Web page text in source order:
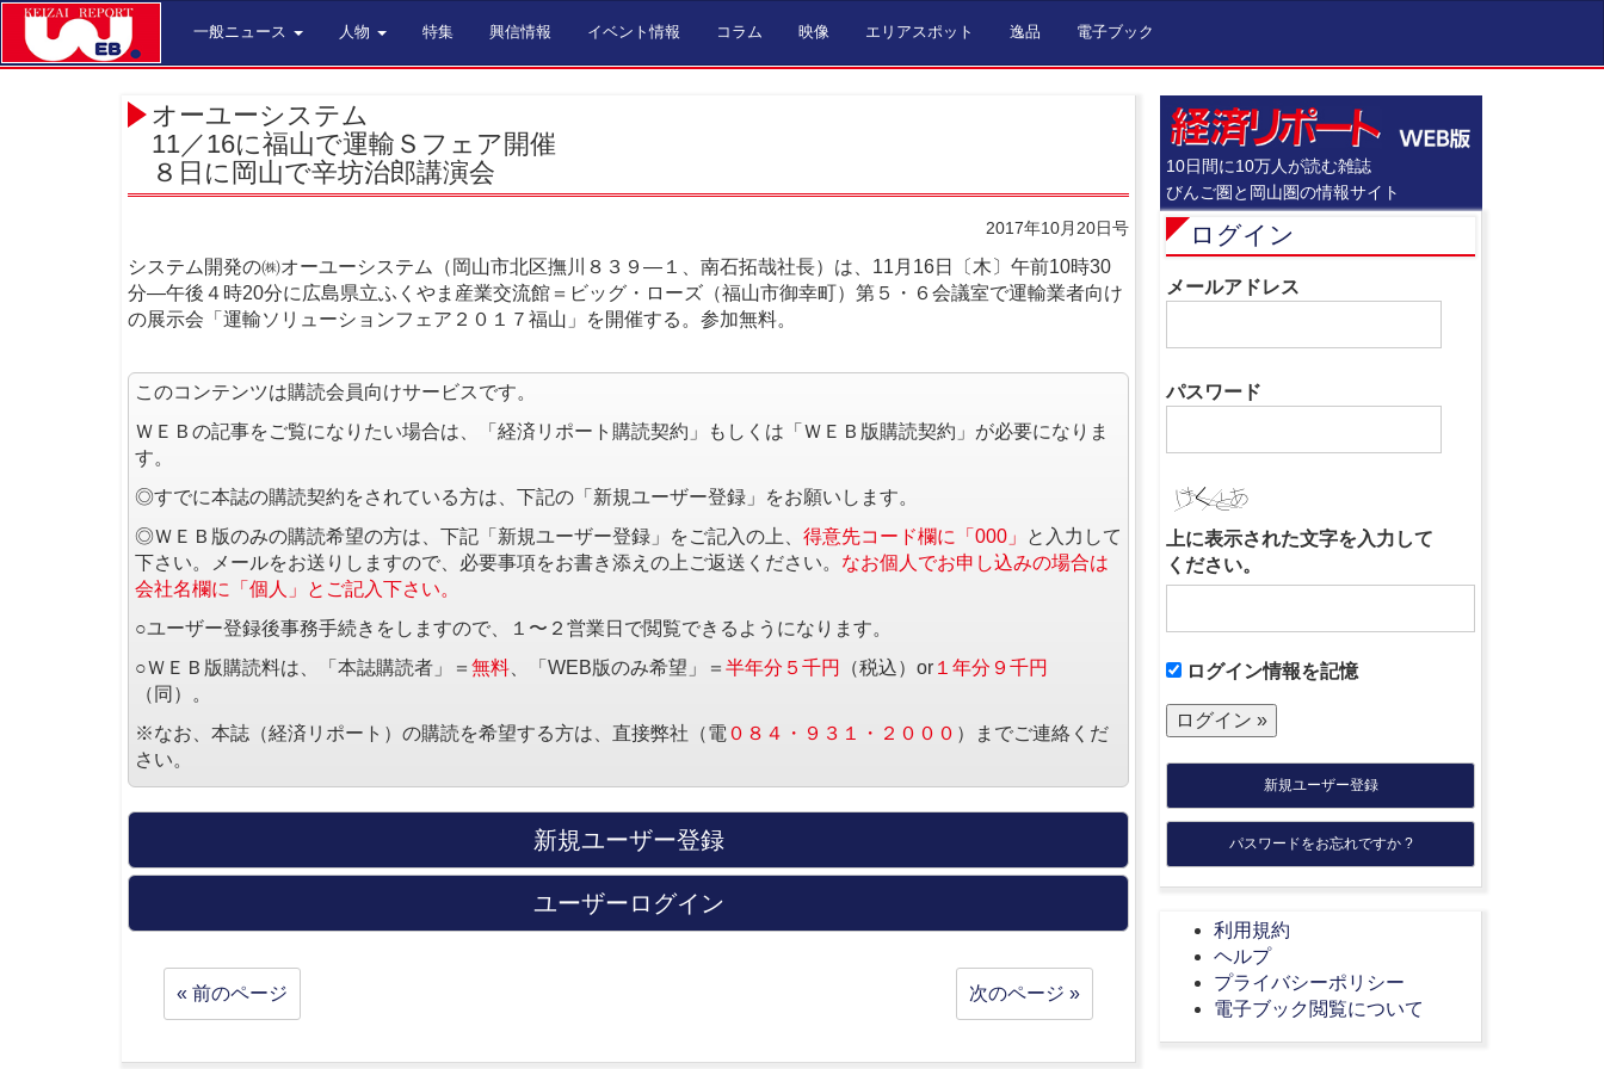
一般ニュース 人物 特集 興信情報 イベント情報 コラム 映像 エリアスポット 逸品 電子ブック
オーユーシステム
11／16に福山で運輸Ｓフェア開催
８日に岡山で辛坊治郎講演会
2017年10月20日号
システム開発の㈱オーユーシステム（岡山市北区撫川８３９―１、南石拓哉社長）は、11月16日〔木〕午前10時30
分―午後４時20分に広島県立ふくやま産業交流館＝ビッグ・ローズ（福山市御幸町）第５・６会議室で運輸業者向け
の展示会「運輸ソリューションフェア２０１７福山」を開催する。参加無料。
このコンテンツは購読会員向けサービスです。
ＷＥＢの記事をご覧になりたい場合は、「経済リポート購読契約」もしくは「ＷＥＢ版購読契約」が必要になりま
す。
◎すでに本誌の購読契約をされている方は、下記の「新規ユーザー登録」をお願いします。
◎ＷＥＢ版のみの購読希望の方は、下記「新規ユーザー登録」をご記入の上、 得意先コード欄に「000」
と入力して
下さい。メールをお送りしますので、必要事項をお書き添えの上ご返送ください。 なお個人でお申し込みの場合は
会社名欄に「個人」とご記入下さい。
○ユーザー登録後事務手続きをしますので、１〜２営業日で閲覧できるようになります。
○ＷＥＢ版購読料は、「本誌購読者」＝ 無料 、「WEB版のみ希望」＝ 半年分５千円 （税込）or １年分９千円
（同）。
※なお、本誌（経済リポート）の購読を希望する方は、直接弊社（電 ０８４・９３１・２０００ ）までご連絡くだ
さい。
新規ユーザー登録
ユーザーログイン
« 前のページ 次のページ »
10日間に10万人が読む雑誌
びんご圏と岡山圏の情報サイト
ログイン
メールアドレス
パスワード
上に表示された文字を入力して
ください。
ログイン情報を記憶
新規ユーザー登録
パスワードをお忘れですか ?
利用規約
ヘルプ
プライバシーポリシー
電子ブック閲覧について